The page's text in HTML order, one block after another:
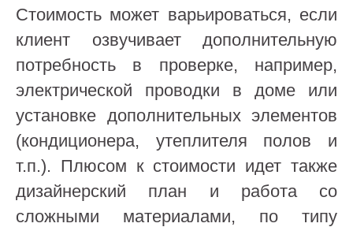
Стоимость может варьироваться, если
клиент озвучивает дополнительную
потребность в проверке, например,
электрической проводки в доме или
установке дополнительных элементов
(кондиционера, утеплителя полов и
т.п.). Плюсом к стоимости идет также
дизайнерский план и работа со
сложными материалами, по типу